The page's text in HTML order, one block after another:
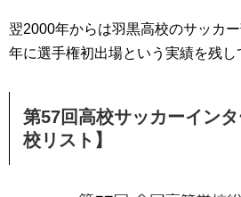
翌2000年からは羽黒高校のサッカ
年に選手権初出場という実績を残し
第57回高校サッカーイン
校リスト】